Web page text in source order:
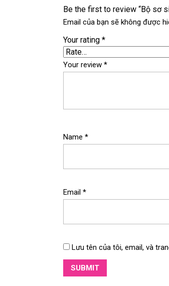
Be the first to review “Bộ sơ
Email của bạn sẽ không được
Your rating *
Your review *
Name *
Email *
Lưu tên của tôi, email, và